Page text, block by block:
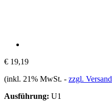
€ 19,19
(inkl. 21% MwSt. - zzgl. Versand
Ausführung: U1